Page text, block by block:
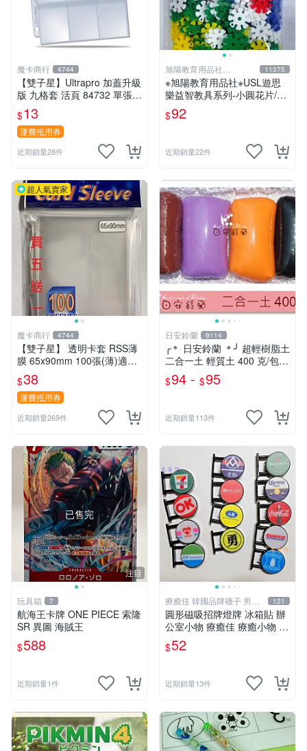
魔卡商行 4744
【雙子星】Ultrapro 加蓋升級
版 九格套 活頁 84732 單張寄
出 內頁 9格
$13
運費抵用券
近期銷量28件
旭陽教育用品社
20239298
11375
※旭陽教育用品社※USL遊思
樂益智教具系列-小圓花片/小
雪花片拼插積木(2.5cm,300
片裝)台灣製ST安全玩具
$92
近期銷量22件
超人氣賣家
魔卡商行 4744
【雙子星】 透明卡套 RSS薄
膜 65x90mm 100張(薄)適用
桌遊 波波夫 POPOV 紙牌 Bo
ardgame
$38
運費抵用券
近期銷量269件
日安鈴蘭 9114
╭＊ 日安鈴蘭 ＊╯ 超輕樹脂土
二合一土 輕質土 400 克/包
兒童輕黏土 (新增 350克特調
色 可選)
$94 - $95
近期銷量113件
注目
已售完
玩具箱 7
航海王卡牌 ONE PIECE 索隆
SR 異圖 海賊王
$588
近期銷量1件
療癒佳 韓國品牌襪子 男女
襪
121
圓形磁吸招牌燈牌 冰箱貼 辦
公室小物 療癒佳 療癒小物 71
1全家OK萊爾富全聯50嵐好
市多海尼根可口可樂羅森科羅
$52
近期銷量13件